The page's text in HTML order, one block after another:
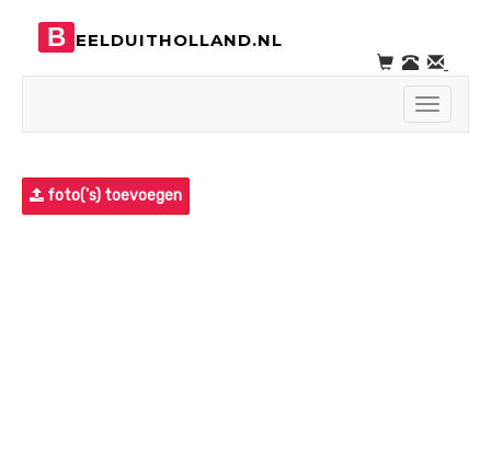
B EELDUITHOLLAND.NL
Toggle
foto('s) toevoegen